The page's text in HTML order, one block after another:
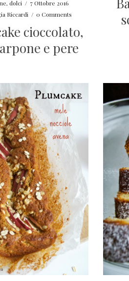
,dolci / 7 Ottobre 2016
Riccardi / 0 Comments
cioccolato,
e pere